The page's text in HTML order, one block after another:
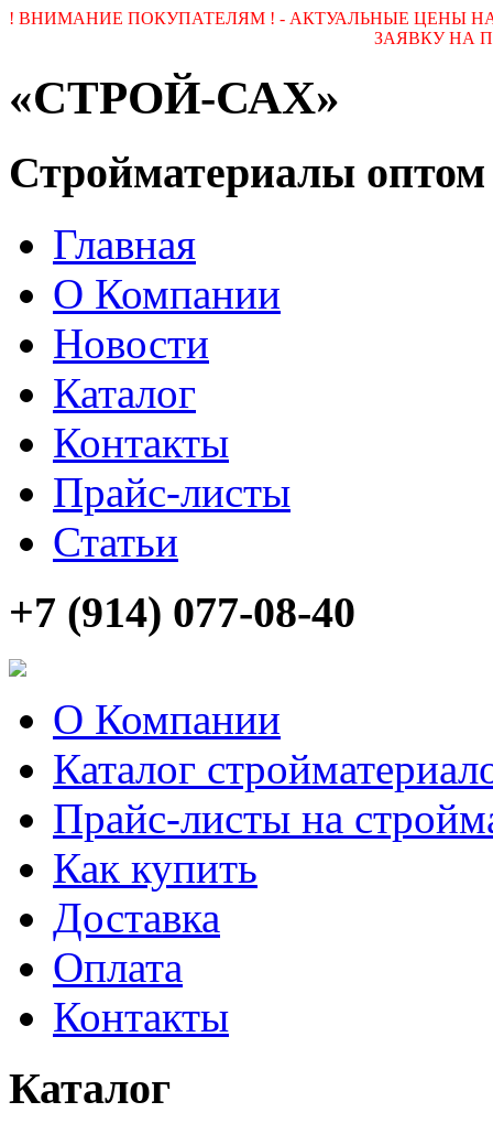
! ВНИМАНИЕ ПОКУПАТЕЛЯМ ! - АКТУАЛЬНЫЕ ЦЕНЫ
ЗАЯВКУ НА
«СТРОЙ-САХ»
Стройматериалы
Главная
О Компании
Новости
Каталог
Контакты
Прайс-листы
Статьи
+7 (914) 077-08-40
О Компании
Каталог
Прайс-листы на
Как купить
Доставка
Оплата
Контакты
Каталог